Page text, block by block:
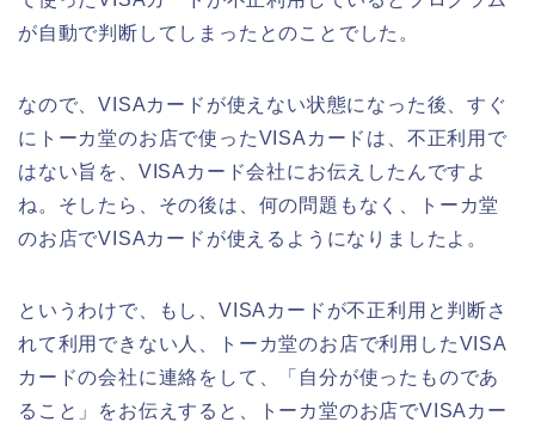
が自動で判断してしまったとのことでした。
なので、VISAカードが使えない状態になった後、すぐ
にトーカ堂のお店で使ったVISAカードは、不正利用で
はない旨を、VISAカード会社にお伝えしたんですよ
ね。そしたら、その後は、何の問題もなく、トーカ堂
のお店でVISAカードが使えるようになりましたよ。
というわけで、もし、VISAカードが不正利用と判断さ
れて利用できない人、トーカ堂のお店で利用したVISA
カードの会社に連絡をして、「自分が使ったものであ
ること」をお伝えすると、トーカ堂のお店でVISAカー